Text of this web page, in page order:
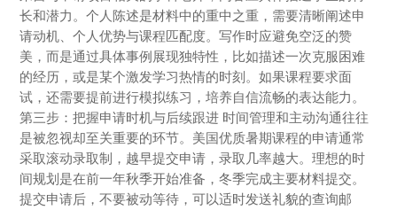
长和潜力。个人陈述是材料中的重中之重，需要清晰阐述申
请动机、个人优势与课程匹配度。写作时应避免空泛的赞
美，而是通过具体事例展现独特性，比如描述一次克服困难
的经历，或是某个激发学习热情的时刻。如果课程要求面
试，还需要提前进行模拟练习，培养自信流畅的表达能力。
第三步：把握申请时机与后续跟进 时间管理和主动沟通往往
是被忽视却至关重要的环节。美国优质暑期课程的申请通常
采取滚动录取制，越早提交申请，录取几率越大。理想的时
间规划是在前一年秋季开始准备，冬季完成主要材料提交。
提交申请后，不要被动等待，可以适时发送礼貌的查询邮